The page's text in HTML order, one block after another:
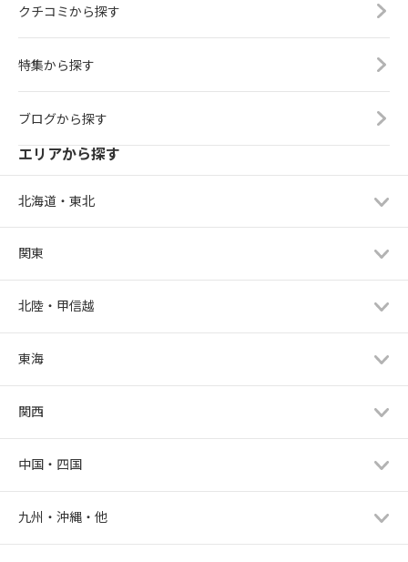
クチコミから探す
特集から探す
ブログから探す
エリアから探す
北海道・東北
関東
北陸・甲信越
東海
関西
中国・四国
九州・沖縄・他